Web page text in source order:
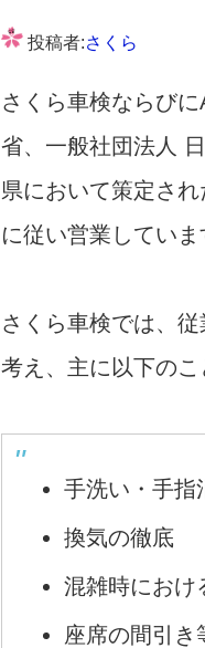
投稿者:さくら
さくら車検ならび
省、一般社団法人
県において策定さ
に従い営業していま
さくら車検では、
考え、主に以下のこ
手洗い・手指
換気の徹底
混雑時におけ
座席の間引き